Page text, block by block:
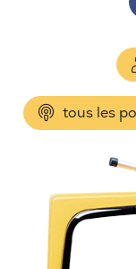
tous les